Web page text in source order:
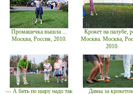
Промашечка вышла ...
Москва, Россия, 2010.
Крокет на палубе,
Москва. Москва,
2010.
— А бить по шару надо так
Дамы за